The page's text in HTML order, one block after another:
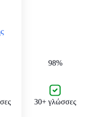
98%
30+ γλώσσες